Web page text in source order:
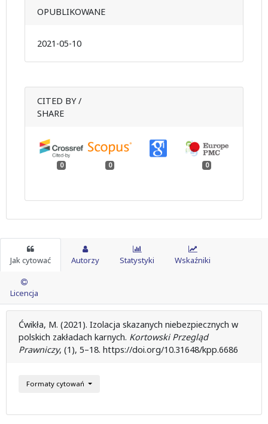
OPUBLIKOWANE
2021-05-10
CITED BY /
SHARE
0 0 0
Jak cytować Autorzy Statystyki Wskaźniki
Licencja
Ćwikła, M. (2021). Izolacja skazanych niebezpiecznych w
polskich zakładach karnych. Kortowski Przegląd
Prawniczy, (1), 5–18. https://doi.org/10.31648/kpp.6686
Formaty cytowań